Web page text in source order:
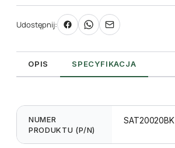
do
zadruku
Udostępnij:
OPIS SPECYFIKACJA
NUMER
PRODUKTU (P/N)
SAT20020BK